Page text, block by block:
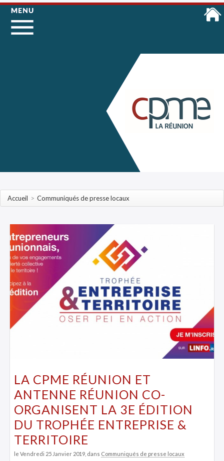
Accueil > Communiqués de presse locaux
LA CPME RÉUNION ET
ANTENNE RÉUNION CO-
ORGANISENT LA 3E ÉDITION
DU TROPHÉE ENTREPRISE &
TERRITOIRE
le Vendredi 25 Janvier 2019 , dans Communiqués de presse locaux